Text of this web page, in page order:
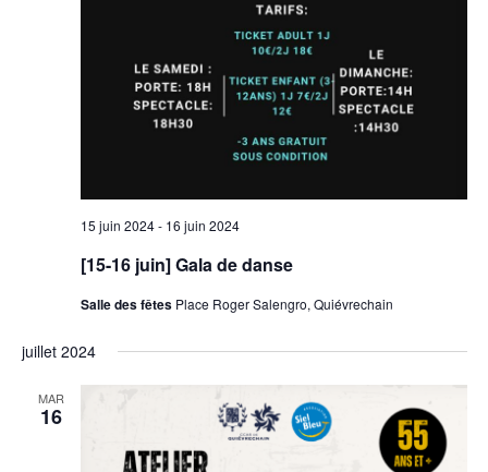
15 juin 2024- 16 juin 2024
[15-16 juin] Gala de danse
Salle des fêtes Place Roger Salengro, Quiévrechain
juillet 2024
MAR
16